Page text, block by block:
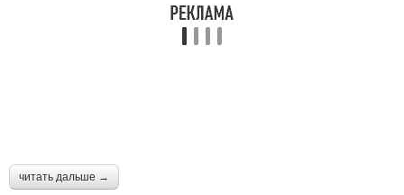
читать дальше →